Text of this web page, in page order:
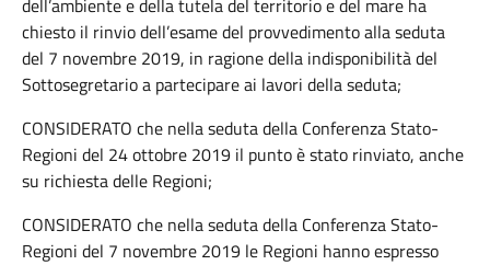
dell’ambiente e della tutela del territorio e del mare ha
chiesto il rinvio dell’esame del provvedimento alla seduta
del 7 novembre 2019, in ragione della indisponibilità del
Sottosegretario a partecipare ai lavori della seduta;
CONSIDERATO che nella seduta della Conferenza Stato-
Regioni del 24 ottobre 2019 il punto è stato rinviato, anche
su richiesta delle Regioni;
CONSIDERATO che nella seduta della Conferenza Stato-
Regioni del 7 novembre 2019 le Regioni hanno espresso